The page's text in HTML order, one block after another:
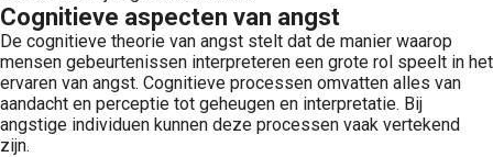
Cognitieve aspecten van angst
De cognitieve theorie van angst stelt dat de manier waarop
mensen gebeurtenissen interpreteren een grote rol speelt in het
ervaren van angst. Cognitieve processen omvatten alles van
aandacht en perceptie tot geheugen en interpretatie. Bij
angstige individuen kunnen deze processen vaak vertekend
zijn.